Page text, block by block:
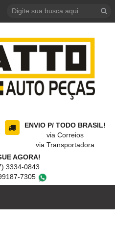
ENVIO P/ TODO BRASIL!
via Correios
via Transportadora
AGORA!
3334-0843
7305